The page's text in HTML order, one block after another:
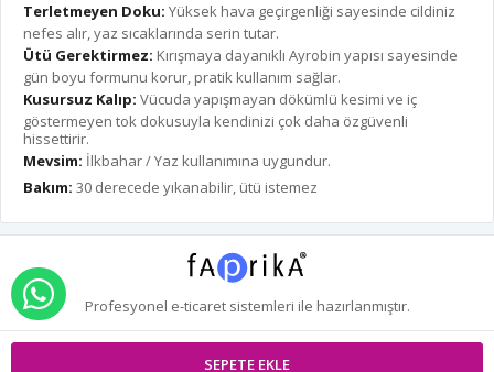
SEPETE EKLE
Terletmeyen Doku: Yüksek hava geçirgenliği sayesinde cildiniz
nefes alır, yaz sıcaklarında serin tutar.
Ütü Gerektirmez: Kırışmaya dayanıklı Ayrobin yapısı sayesinde
gün boyu formunu korur, pratik kullanım sağlar.
Kusursuz Kalıp: Vücuda yapışmayan dökümlü kesimi ve iç
göstermeyen tok dokusuyla kendinizi çok daha özgüvenli
hissettirir.
Mevsim: İlkbahar / Yaz kullanımına uygundur.
Bakım: 30 derecede yıkanabilir, ütü istemez
Profesyonel e-ticaretsistemleri ile hazırlanmıştır.